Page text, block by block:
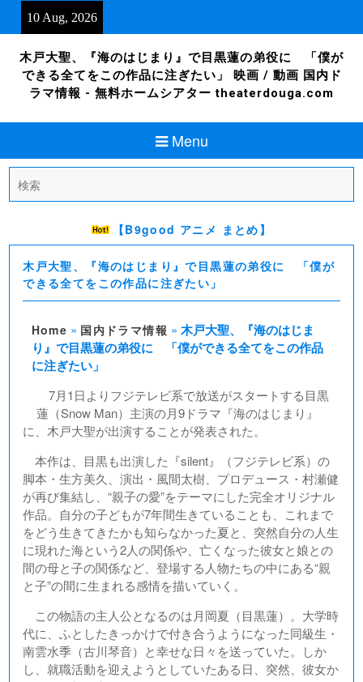
10 Aug, 2026
木戸大聖、『海のはじまり』で目黒蓮の弟役に 「僕が
できる全てをこの作品に注ぎたい」 映画 / 動画 国内ド
ラマ情報 - 無料ホームシアター theaterdouga.com
Menu
for:
【B9good アニメ まとめ】
木戸大聖、『海のはじまり』で目黒蓮の弟役に 「僕が
できる全てをこの作品に注ぎたい」
Home » 国内ドラマ情報 » 木戸大聖、『海のはじま
り』で目黒蓮の弟役に 「僕ができる全てをこの作品
に注ぎたい」
7月1日よりフジテレビ系で放送がスタートする目黒
蓮（Snow Man）主演の月9ドラマ『海のはじまり』
に、木戸大聖が出演することが発表された。
本作は、目黒も出演した『silent』（フジテレビ系）の
脚本・生方美久、演出・風間太樹、プロデュース・村瀬健
が再び集結し、“親子の愛”をテーマにした完全オリジナル
作品。自分の子どもが7年間生きていることも、これまで
をどう生きてきたかも知らなかった夏と、突然自分の人生
に現れた海という2人の関係や、亡くなった彼女と娘との
間の母と子の関係など、登場する人物たちの中にある“親
と子”の間に生まれる感情を描いていく。
この物語の主人公となるのは月岡夏（目黒蓮）。大学時
代に、ふとしたきっかけで付き合うようになった同級生・
南雲水季（古川琴音）と幸せな日々を送っていた。しか
し、就職活動を迎えようとしていたある日、突然、彼女か